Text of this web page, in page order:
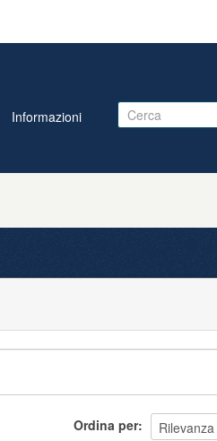
Informazioni
Ordina per